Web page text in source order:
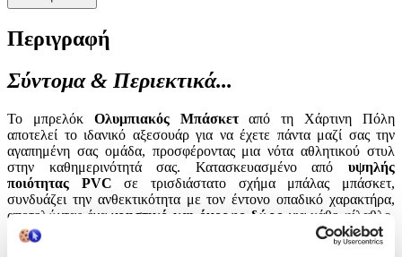
Περιγραφή
Σύντομα & Περιεκτικά...
Το μπρελόκ Ολυμπιακός Μπάσκεταπό τη Χάρτινη Πόλη
αποτελεί το ιδανικό αξεσουάρ για να έχετε πάντα μαζί σας την
αγαπημένη σας ομάδα, προσφέροντας μια νότα αθλητικού στυλ
στην καθημερινότητά σας. Κατασκευασμένο από υψηλής
ποιότητας PVC σε τρισδιάστατο σχήμα μπάλας μπάσκετ,
συνδυάζει την ανθεκτικότητα με τον έντονο οπαδικό χαρακτήρα,
αποτελώντας έναχρηστικό και όμορφο δώρο για κάθε φίλαθλο.
Η αξία του έγκειται στην προσοχή στη λεπτομέρεια και στον
εμβληματικό σχεδιασμό που αναδεικνύει το πάθος σας για την